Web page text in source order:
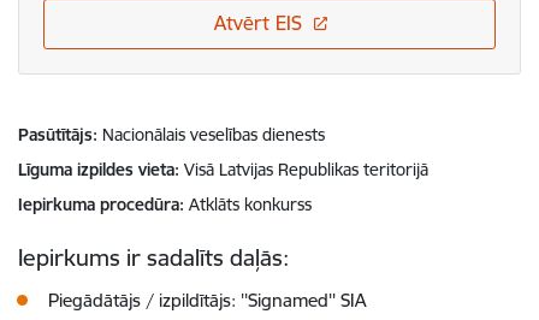
Atvērt EIS
Pasūtītājs Nacionālais veselības dienests
Līguma izpildes vieta Visā Latvijas Republikas teritorijā
Iepirkuma procedūra Atklāts konkurss
Iepirkums ir sadalīts daļās:
Piegādātājs / izpildītājs: ''Signamed'' SIA